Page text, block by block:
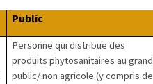
Public
Personne qui distribue des
produits phytosanitaires au grand
public/ non agricole (y compris de